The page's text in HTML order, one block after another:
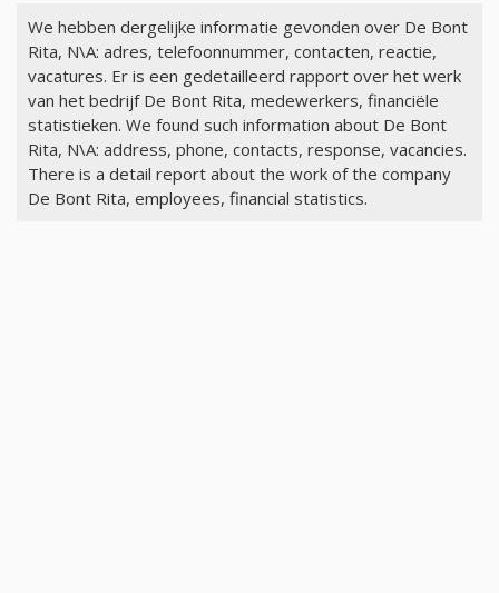
We hebben dergelijke informatie gevonden over De Bont
Rita, N\A: adres, telefoonnummer, contacten, reactie,
vacatures. Er is een gedetailleerd rapport over het werk
van het bedrijf De Bont Rita, medewerkers, financiële
statistieken. We found such information about De Bont
Rita, N\A: address, phone, contacts, response, vacancies.
There is a detail report about the work of the company
De Bont Rita, employees, financial statistics.